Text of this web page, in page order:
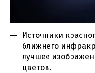
Источники
ближнего
лучшее
цветов.